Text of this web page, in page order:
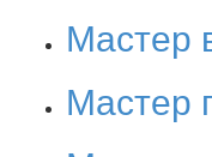
Мастер
Мастер